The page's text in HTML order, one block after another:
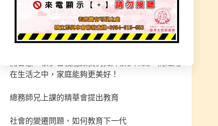
含義、大愛、人與人之間、互相尊重彼此、組織成
員、組織成長概念、揚善、勿貪、勿物慾、勿追
求、勿迷。
在生活之中，家庭能夠更美好！
總務師兄上課的精華會提出教育
社會的變遷問題、如何教育下一代